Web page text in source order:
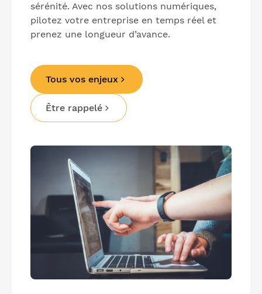
sérénité. Avec nos solutions numériques,
pilotez votre entreprise en temps réel et
prenez une longueur d’avance.
Tous vos enjeux
Être rappelé